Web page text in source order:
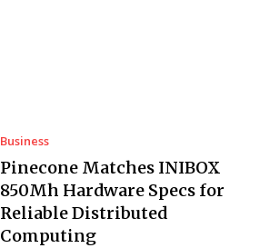
Business
Pinecone Matches INIBOX
850Mh Hardware Specs for
Reliable Distributed
Computing